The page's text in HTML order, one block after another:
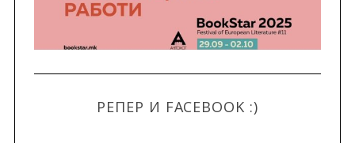
РЕПЕР И FACEBOOK :)